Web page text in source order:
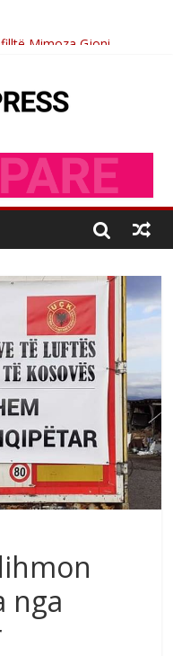
Mimoza Gjoni
i çeshtjës kombëtare
nga